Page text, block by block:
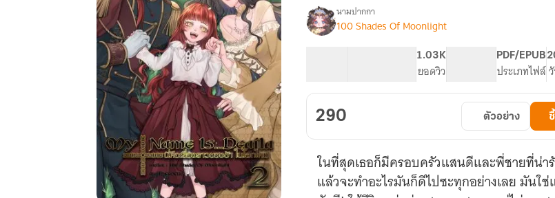
เรื่องMy
Name
เรื่อง
ราว
ของ
ข้า
โลก
ใหม่
นามปากกา
100 Shades Of Moonlight
1.03K
ยอดวิว
PDF/EPUB
ประเภทไฟล์
290 ตัวอย่าง
ในที่สุดเธอก็มีครอบครัวแสนดีและพี่ชายที่น่า
แล้วจะทำอะไรมันก็ดีไปซะทุกอย่างเลย มันใ